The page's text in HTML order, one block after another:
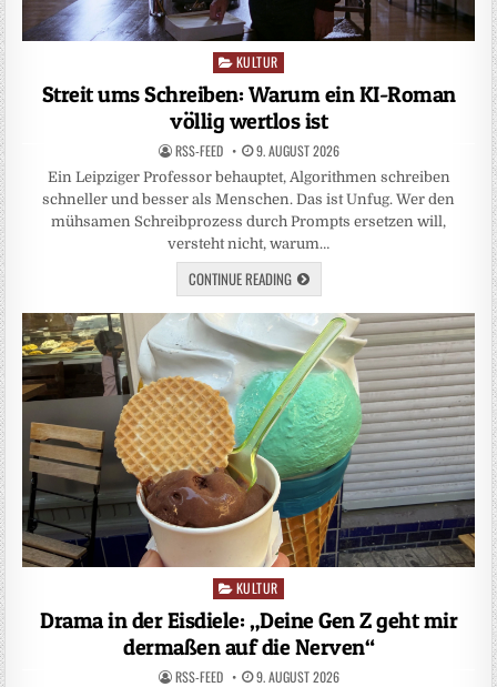
Posted
KULTUR
Streit ums Schreiben: Warum ein KI-Roman
völlig wertlos ist
RSS-FEED 9. AUGUST 2026
Ein Leipziger Professor behauptet, Algorithmen schreiben
schneller und besser als Menschen. Das ist Unfug. Wer den
mühsamen Schreibprozess durch Prompts ersetzen will,
versteht nicht, warum…
CONTINUE READING
Posted
in
KULTUR
Drama in der Eisdiele: „Deine Gen Z geht mir
dermaßen auf die Nerven“
RSS-FEED 9. AUGUST 2026